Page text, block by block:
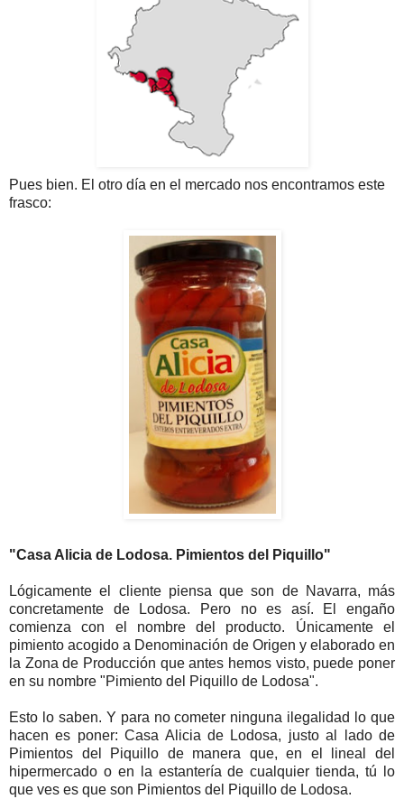
Pues bien. El otro día en el mercado nos encontramos este
frasco:
"Casa Alicia de Lodosa. Pimientos del Piquillo"
Lógicamente el cliente piensa que son de Navarra, más
concretamente de Lodosa. Pero no es así. El engaño
comienza con el nombre del producto. Únicamente el
pimiento acogido a Denominación de Origen y elaborado en
la Zona de Producción que antes hemos visto, puede poner
en su nombre "Pimiento del Piquillo de Lodosa".
Esto lo saben. Y para no cometer ninguna ilegalidad lo que
hacen es poner: Casa Alicia de Lodosa, justo al lado de
Pimientos del Piquillo de manera que, en el lineal del
hipermercado o en la estantería de cualquier tienda, tú lo
que ves es que son Pimientos del Piquillo de Lodosa.